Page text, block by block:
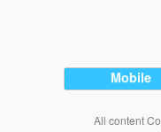
Mobile
All content